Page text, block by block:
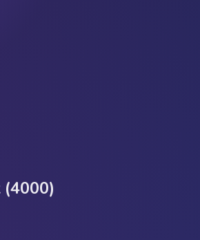
(4000)